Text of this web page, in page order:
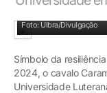
Foto: Ulbra/Divulgação
Símbolo da
2024, o cavalo
Universidade